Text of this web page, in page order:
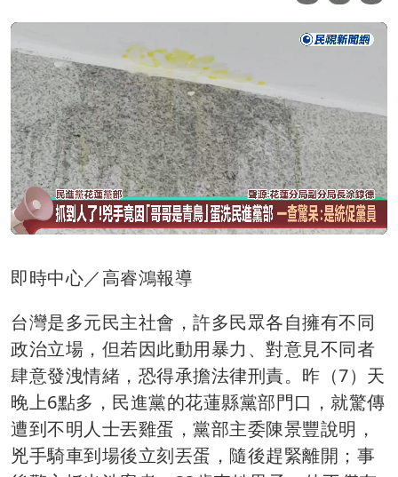
即時中心／高睿鴻報導
台灣是多元民主社會，許多民眾各自擁有不同
政治立場，但若因此動用暴力、對意見不同者
肆意發洩情緒，恐得承擔法律刑責。昨（7）天
晚上6點多，民進黨的花蓮縣黨部門口，就驚傳
遭到不明人士丟雞蛋，黨部主委陳景豐說明，
兇手騎車到場後立刻丟蛋，隨後趕緊離開；事